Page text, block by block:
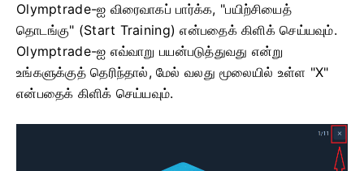
Olymptrade-ஐ விரைவாகப் பார்க்க, "பயிற்சியைத்
தொடங்கு" (Start Training) என்பதைக் கிளிக் செய்யவும்.
Olymptrade-ஐ எவ்வாறு பயன்படுத்துவது என்று
உங்களுக்குத் தெரிந்தால், மேல் வலது மூலையில் உள்ள "X"
என்பதைக் கிளிக் செய்யவும்.